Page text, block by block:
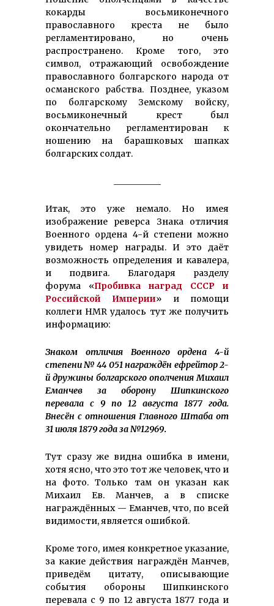
кокарды восьмиконечного
православного креста не было
регламентировано, но очень
распространено. Кроме того, это
символ, отражающий освобождение
православного болгарского народа от
османского рабства. Позднее, указом
по болгарскому Земскому войску,
восьмиконечный крест был
окончательно регламентирован к
ношению на барашковых шапках
болгарских солдат.
Итак, это уже немало. Но имея
изображение реверса Знака отличия
Военного ордена 4-й степени можно
увидеть номер награды. И это даёт
возможность определения и кавалера,
и подвига. Благодаря разделу
форума «Пробивка наград СССР и
Российской Империи» и помощи
коллеги HMR удалось тут же получить
информацию:
Знаком отличия Военного ордена 4-й
степени № 44 051 награждён ефрейтор 2-
й дружины болгарского ополчения Михаил
Еманчев за оборону Шипкинского
перевала с 9 по 12 августа 1877 года.
Внесён с отношения Главного Штаба от
31 июля 1879 года за №12969.
Тут сразу же видна ошибка в имени,
хотя ясно, что это тот же человек, что и
на фото. Только там он указан как
Михаил Ев. Манчев, а в списке
награждённых — Еманчев, что, по всей
видимости, является ошибкой.
Кроме того, имея конкретное указание,
за какие действия награждён Манчев,
приведём цитату, описывающие
события обороны Шипкинского
перевала с 9 по 12 августа 1877 года и